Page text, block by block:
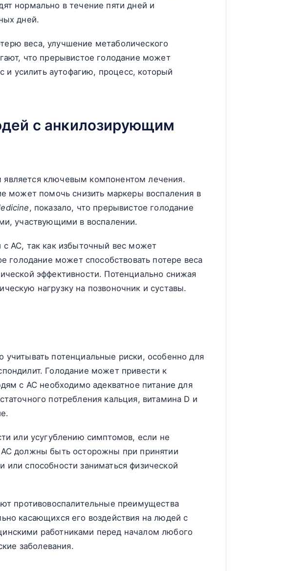
нормально в течение пяти дней и
дней.
веса, улучшение метаболического
что прерывистое голодание может
и усилить аутофагию, процесс, который
с анкилозирующим
ключевым компонентом лечения.
может помочь снизить маркеры воспаления в
, показало, что прерывистое голодание
участвующими в воспалении.
АС, так как избыточный вес может
голодание может способствовать потере веса
эффективности. Потенциально снижая
нагрузку на позвоночник и суставы.
потенциальные риски, особенно для
Голодание может привести к
с АС необходимо адекватное питание для
потребления кальция, витамина D и
или усугублению симптомов, если не
должны быть осторожны при принятии
способности заниматься физической
противовоспалительные преимущества
касающихся его воздействия на людей с
работниками перед началом любого
заболевания.